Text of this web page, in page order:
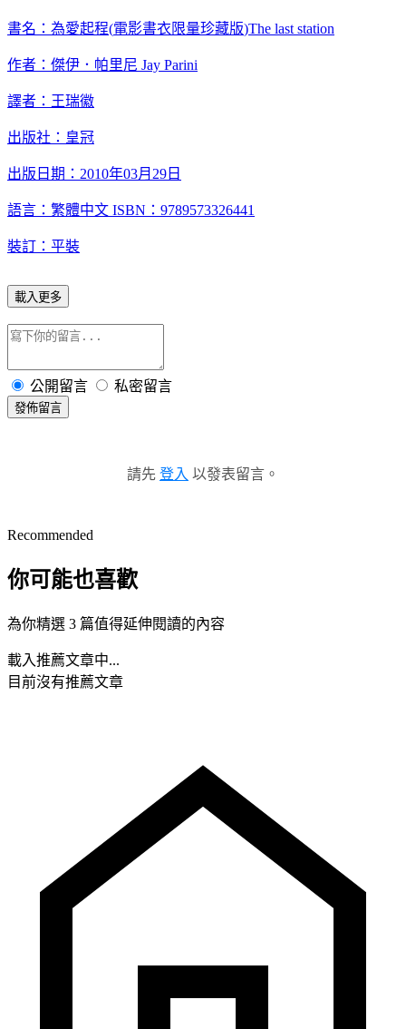
書名：為愛起程(電影書衣限量珍藏版)The last station
作者：傑伊．帕里尼 Jay Parini
譯者：王瑞徽
出版社：皇冠
出版日期： 2010年03月 29 日
語言：繁體中文 ISBN ： 9789573326441
裝訂：平裝
載入更多
公開留言 私密留言
發佈留言
請先 登入 以發表留言。
Recommended
你可能也喜歡
為你精選 3 篇值得延伸閱讀的內容
載入推薦文章中...
目前沒有推薦文章